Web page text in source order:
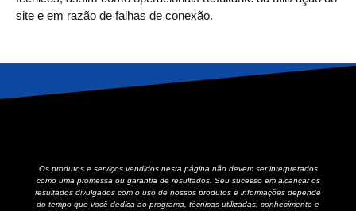
site e em razão de falhas de conexão.
Os produtos e serviços vendidos nesta página não devem ser interpretados
como uma promessa ou garantia de resultados. Seu sucesso em alcançar os
resultados divulgados com o uso de nossos produtos e informações depende
do tempo que você dedica ao programa, técnicas utilizadas, conhecimento e